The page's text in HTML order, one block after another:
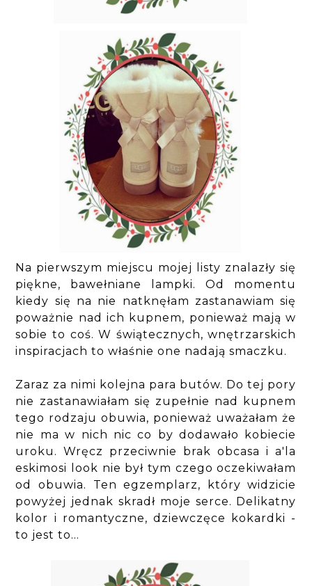
Na pierwszym miejscu mojej listy znalazły się
piękne, bawełniane lampki. Od momentu
kiedy się na nie natknęłam zastanawiam się
poważnie nad ich kupnem, ponieważ mają w
sobie to coś. W świątecznych, wnętrzarskich
inspiracjach to właśnie one nadają smaczku.
Zaraz za nimi kolejna para butów. Do tej pory
nie zastanawiałam się zupełnie nad kupnem
tego rodzaju obuwia, ponieważ uważałam że
nie ma w nich nic co by dodawało kobiecie
uroku. Wręcz przeciwnie brak obcasa i a'la
eskimosi look nie był tym czego oczekiwałam
od obuwia. Ten egzemplarz, który widzicie
powyżej jednak skradł moje serce. Delikatny
kolor i romantyczne, dziewczęce kokardki -
to jest to...